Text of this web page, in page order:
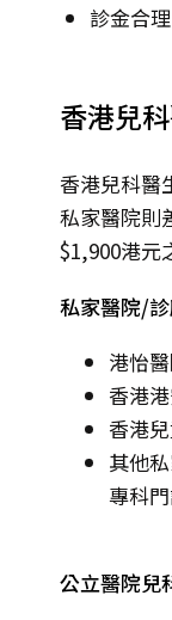
診金合
香港兒
香港兒科醫
私家醫院則
$1,900港元
私家醫院/
港怡
香港
香港
其他
專科
公立醫院兒